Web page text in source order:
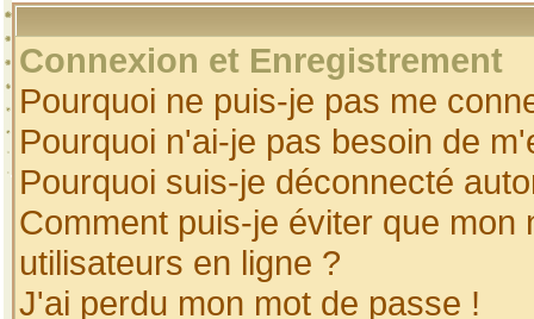
Connexion et Enregistrement
Pourquoi ne puis-je pas me
Pourquoi n'ai-je pas besoin de
Pourquoi suis-je déconnecté
Comment puis-je éviter que
utilisateurs en ligne ?
J'ai perdu mon mot de passe !